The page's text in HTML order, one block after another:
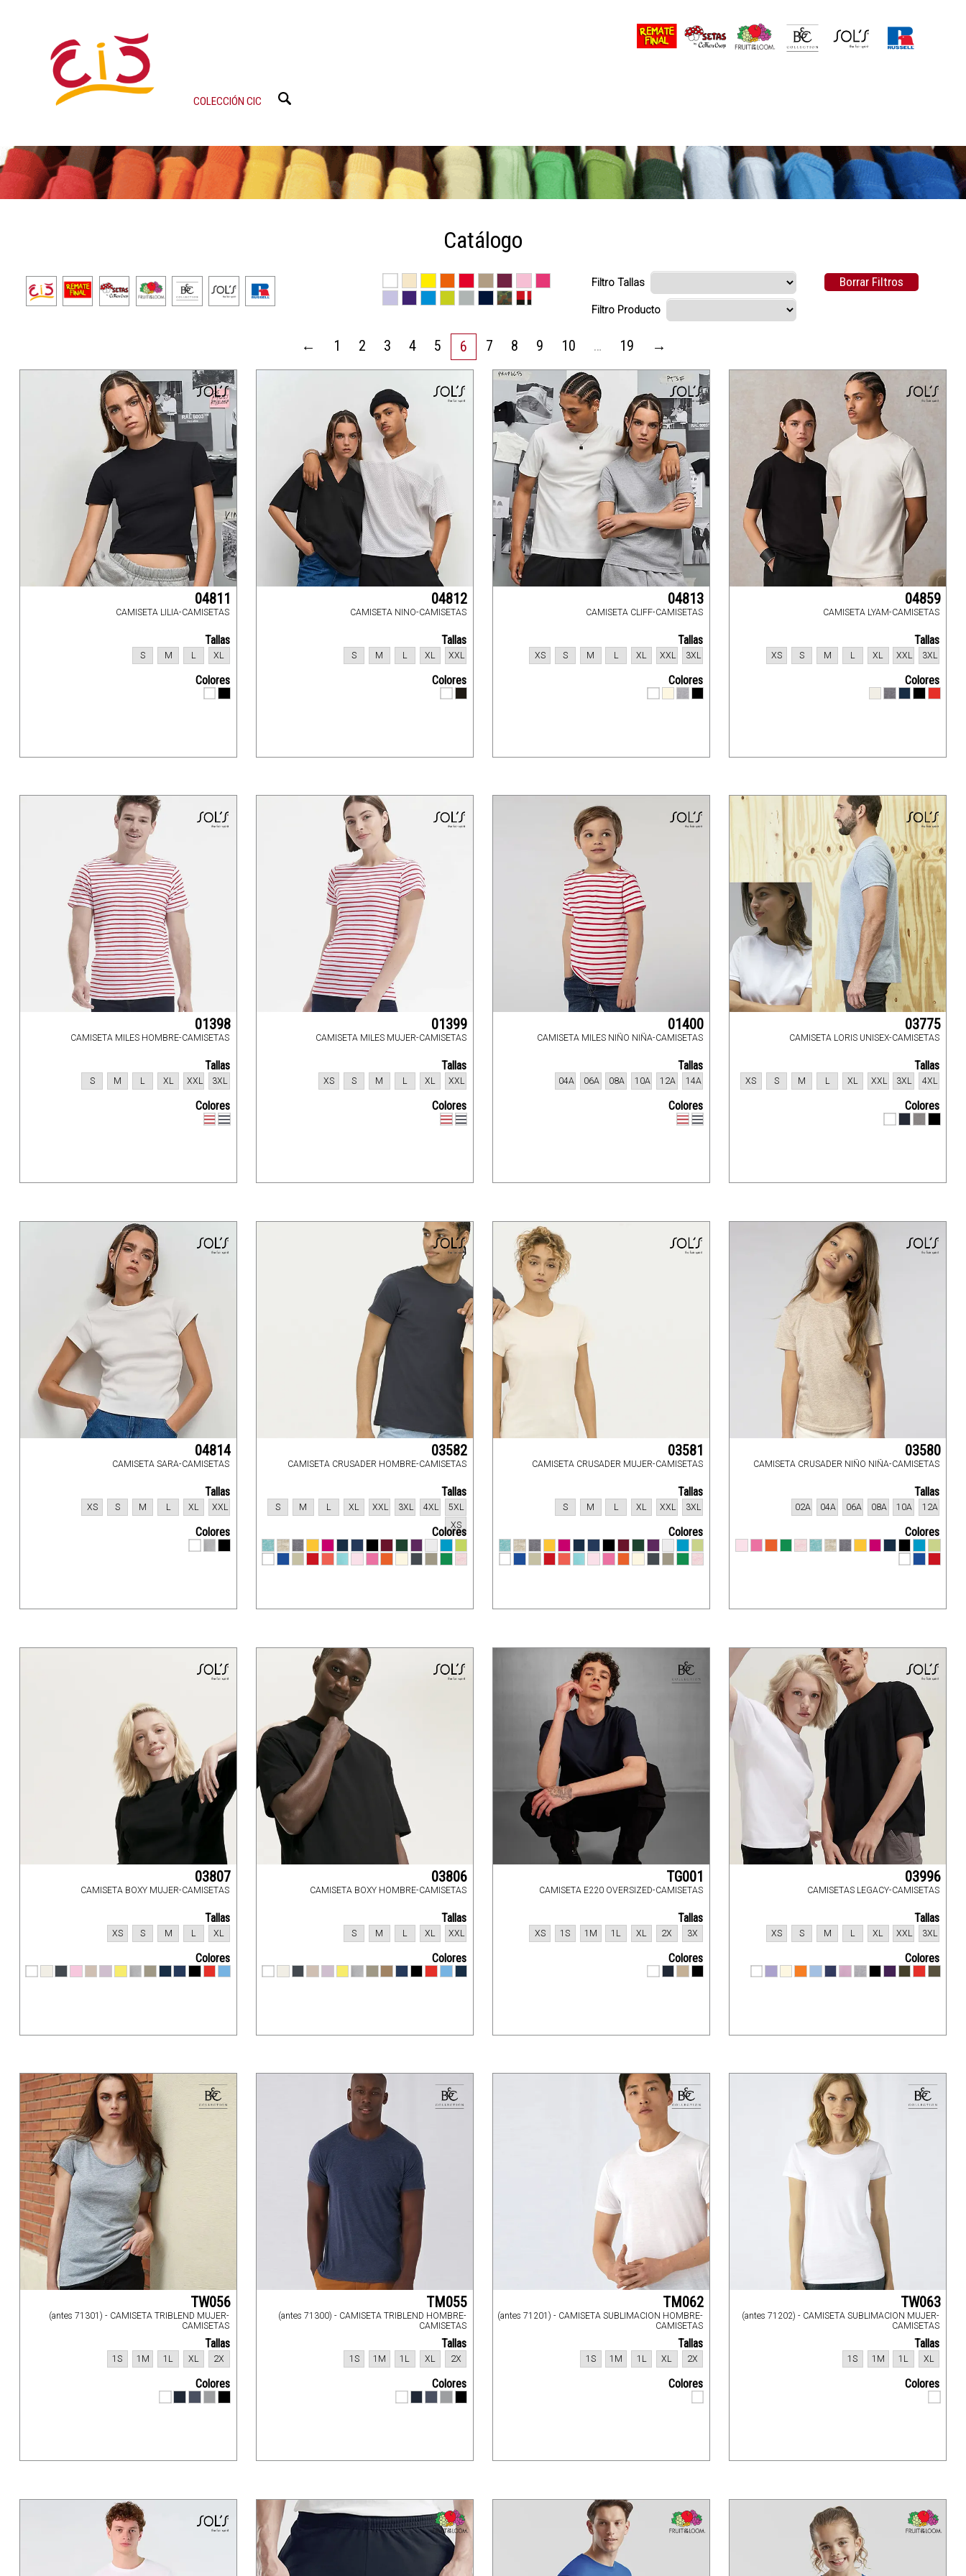
COLECCIÓN CIC
Catálogo
Filtro Tallas
Filtro Producto
Borrar Filtros
← 1 2 3 4 5 6 7 8 9 10 … 19 →
04811
CAMISETA LILIA-CAMISETAS
Tallas
XL
L
M
S
Colores
04812
CAMISETA NINO-CAMISETAS
Tallas
XXL
XL
L
M
S
Colores
04813
CAMISETA CLIFF-CAMISETAS
Tallas
3XL
XXL
XL
L
M
S
XS
Colores
04859
CAMISETA LYAM-CAMISETAS
Tallas
3XL
XXL
XL
L
M
S
XS
Colores
01398
CAMISETA MILES HOMBRE-CAMISETAS
Tallas
3XL
XXL
XL
L
M
S
Colores
01399
CAMISETA MILES MUJER-CAMISETAS
Tallas
XXL
XL
L
M
S
XS
Colores
01400
CAMISETA MILES NIÑO NIÑA-CAMISETAS
Tallas
14A
12A
10A
08A
06A
04A
Colores
03775
CAMISETA LORIS UNISEX-CAMISETAS
Tallas
4XL
3XL
XXL
XL
L
M
S
XS
Colores
04814
CAMISETA SARA-CAMISETAS
Tallas
XXL
XL
L
M
S
XS
Colores
03582
CAMISETA CRUSADER HOMBRE-CAMISETAS
Tallas
5XL
4XL
3XL
XXL
XL
L
M
S
XS
Colores
03581
CAMISETA CRUSADER MUJER-CAMISETAS
Tallas
3XL
XXL
XL
L
M
S
Colores
03580
CAMISETA CRUSADER NIÑO NIÑA-CAMISETAS
Tallas
12A
10A
08A
06A
04A
02A
Colores
03807
CAMISETA BOXY MUJER-CAMISETAS
Tallas
XL
L
M
S
XS
Colores
03806
CAMISETA BOXY HOMBRE-CAMISETAS
Tallas
XXL
XL
L
M
S
Colores
TG001
CAMISETA E220 OVERSIZED-CAMISETAS
Tallas
3X
2X
XL
1L
1M
1S
XS
Colores
03996
CAMISETAS LEGACY-CAMISETAS
Tallas
3XL
XXL
XL
L
M
S
XS
Colores
TW056
(antes 71301) - CAMISETA TRIBLEND MUJER-
CAMISETAS
Tallas
2X
XL
1L
1M
1S
Colores
TM055
(antes 71300) - CAMISETA TRIBLEND HOMBRE-
CAMISETAS
Tallas
2X
XL
1L
1M
1S
Colores
TM062
(antes 71201) - CAMISETA SUBLIMACION HOMBRE-
CAMISETAS
Tallas
2X
XL
1L
1M
1S
Colores
TW063
(antes 71202) - CAMISETA SUBLIMACION MUJER-
CAMISETAS
Tallas
XL
1L
1M
1S
Colores